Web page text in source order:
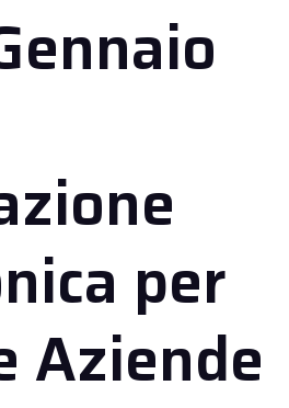
per
Aziende